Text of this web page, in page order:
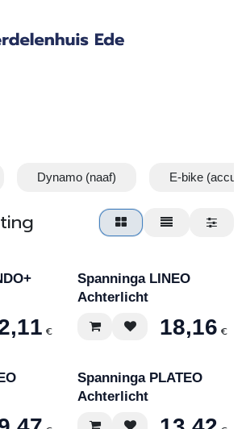
Dynamo (naaf) E-bike (accu)
€
Spanninga LINEO
Achterlicht
18,16 €
Spanninga PLATEO
Achterlicht